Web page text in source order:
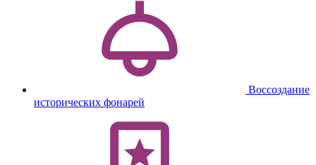
Воссоздание
исторических фонарей